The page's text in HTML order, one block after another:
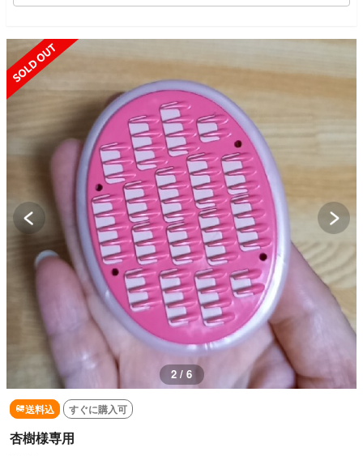
2 / 6
送料込 すぐに購入可
杏樹様専用